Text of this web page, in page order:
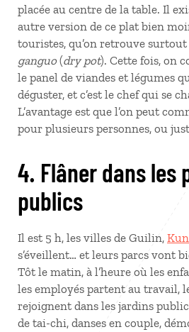
placée au centre de la table. Il
autre version de ce plat bien
touristes, qu’on retrouve surtout
ganguo(dry pot). Cette fois, on
le panel de viandes et légumes
déguster, et c’est le chef qui se
L’avantage est que l’on peut
pour plusieurs personnes, ou
4. Flâner dans les parcs
publics
Il est 5 h, les villes de Guilin,
s’éveillent… et leurs parcs vont
Tôt le matin, à l’heure où les
les employés partent au travail,
rejoignent dans les jardins
de tai-chi, danses en couple,